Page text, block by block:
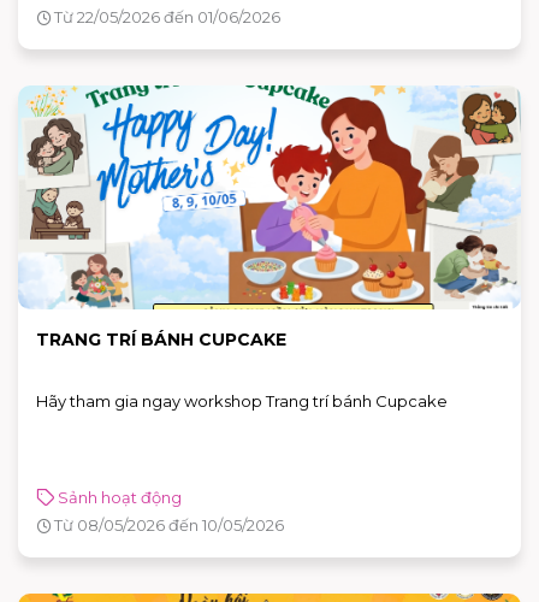
Từ 22/05/2026 đến 01/06/2026
TRANG TRÍ BÁNH CUPCAKE
Hãy tham gia ngay workshop Trang trí bánh Cupcake
Sảnh hoạt động
Từ 08/05/2026 đến 10/05/2026